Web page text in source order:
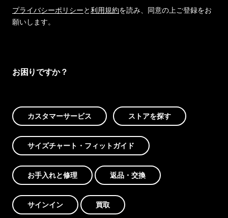
プライバシーポリシーと利用規約を読み、同意の上ご登録をお
願いします。
お困りですか？
カスタマーサービス ストアを探す
サイズチャート・フィットガイド
お手入れと修理 返品・交換
サインイン 買取